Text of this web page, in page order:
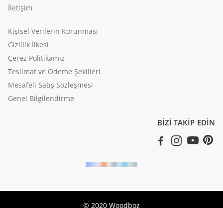
İletişim
Kişisel Verilerin Korunması
Gizlilik İlkesi
Çerez Politikamız
Teslimat ve Ödeme Şekilleri
Mesafeli Satış Sözleşmesi
Genel Bilgilendirme
BİZİ TAKİP EDİN
© 2020 Woodboz